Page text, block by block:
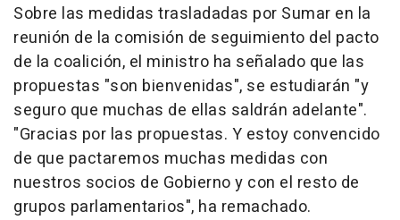
Sobre las medidas trasladadas por Sumar en la
reunión de la comisión de seguimiento del pacto
de la coalición, el ministro ha señalado que las
propuestas "son bienvenidas", se estudiarán "y
seguro que muchas de ellas saldrán adelante".
"Gracias por las propuestas. Y estoy convencido
de que pactaremos muchas medidas con
nuestros socios de Gobierno y con el resto de
grupos parlamentarios", ha remachado.